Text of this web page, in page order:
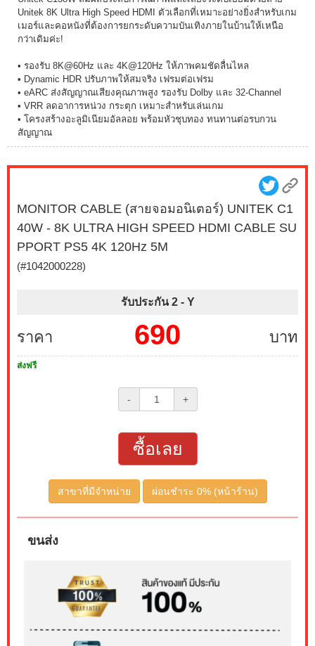
Unitek 8K Ultra High Speed HDMI ตัวเลือกที่เหมาะอย่างยิ่งสำหรับเกม
เมอร์และคอหนังที่ต้องการยกระดับความบันเทิงภายในบ้านให้เหนือ
กว่าเดิมค่ะ!
• รองรับ 8K@60Hz และ 4K@120Hz ให้ภาพคมชัดลื่นไหล
• Dynamic HDR ปรับภาพให้สมจริง เฟรมต่อเฟรม
• eARC ส่งสัญญาณเสียงคุณภาพสูง รองรับ Dolby และ 32-Channel
• VRR ลดอาการหน่วง กระตุก เหมาะสำหรับเล่นเกม
• โครงสร้างอะลูมิเนียมอัลลอย พร้อมหัวชุบทอง ทนทานต่อรบกวน
สัญญาณ
MONITOR CABLE (สายจอมอนิเตอร์) UNITEK C1
40W - 8K ULTRA HIGH SPEED HDMI CABLE SU
PPORT PS5 4K 120Hz 5M
(#1042000228)
รับประกัน 2 - Y
ราคา บาท
690
ส่งฟรี
- +
ซื้อเลย
สาขาที่มีจำหน่าย ผ่อนชำระ 0% (หน้าร้าน)
ขนส่ง